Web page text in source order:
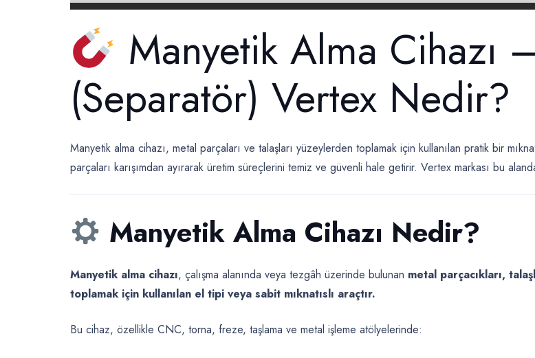
Manyetik Alma Cihazı
(Separatör) Vertex Nedir?
Manyetik alma cihazı, metal parçaları ve talaşları yüzeylerden toplamak için kullanılan pratik bir
parçaları karışımdan ayırarak üretim süreçlerini temiz ve güvenli hale getirir. Vertex markası bu
Manyetik Alma Cihazı Nedir?
Manyetik alma cihazı, çalışma alanında veya tezgâh üzerinde bulunan metal parçacıkları,
toplamak için kullanılan el tipi veya sabit mıknatıslı araçtır.
Bu cihaz, özellikle CNC, torna, freze, taşlama ve metal işleme atölyelerinde: